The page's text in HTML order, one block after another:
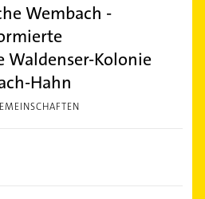
Wembach -
Waldenser-Kolonie
Hahn